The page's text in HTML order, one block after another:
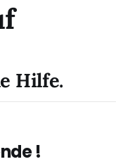
Hilfe.
!